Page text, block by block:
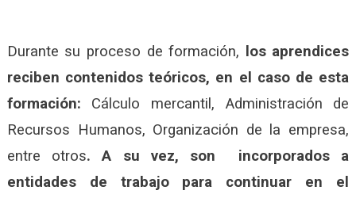
Durante su proceso de formación,
los aprendices
reciben contenidos teóricos, en el caso de esta
formación: Cálculo mercantil, Administración de
Recursos Humanos, Organización de la empresa,
entre otros. A su vez, son incorporados a
entidades de trabajo para continuar en el